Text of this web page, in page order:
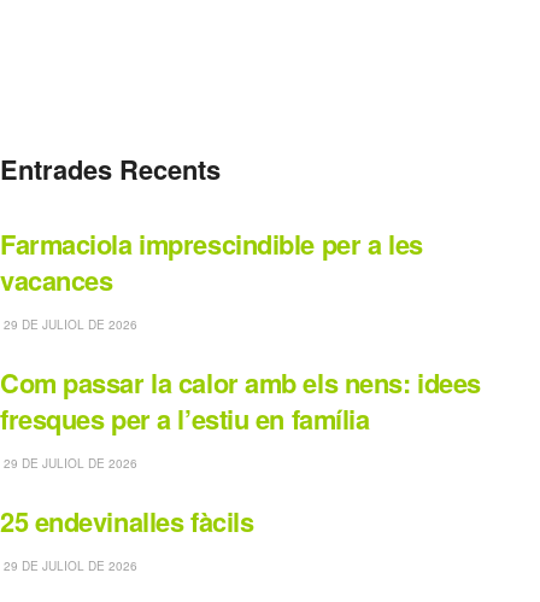
Entrades Recents
Farmaciola imprescindible per a les
vacances
29 DE JULIOL DE 2026
Com passar la calor amb els nens: idees
fresques per a l’estiu en família
29 DE JULIOL DE 2026
25 endevinalles fàcils
29 DE JULIOL DE 2026